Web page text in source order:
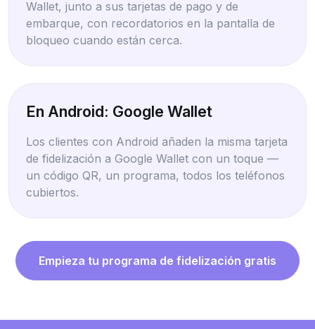
Wallet, junto a sus tarjetas de pago y de
embarque, con recordatorios en la pantalla de
bloqueo cuando están cerca.
En Android: Google Wallet
Los clientes con Android añaden la misma tarjeta
de fidelización a Google Wallet con un toque —
un código QR, un programa, todos los teléfonos
cubiertos.
Empieza tu programa de fidelización gratis